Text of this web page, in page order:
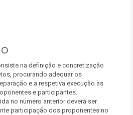
na definição e concretização
procurando adequar os
e a respetiva execução às
e participantes.
no número anterior deverá ser
participação dos proponentes no